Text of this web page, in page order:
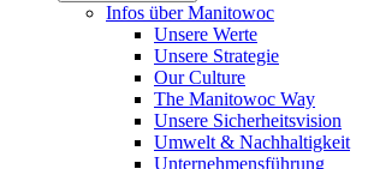
Infos über Manitowoc
Unsere Werte
Unsere Strategie
Our Culture
The Manitowoc Way
Unsere Sicherheitsvision
Umwelt & Nachhaltigkeit
Unternehmensführung